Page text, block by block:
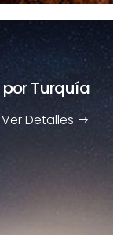
por Turquía
Ver Detalles